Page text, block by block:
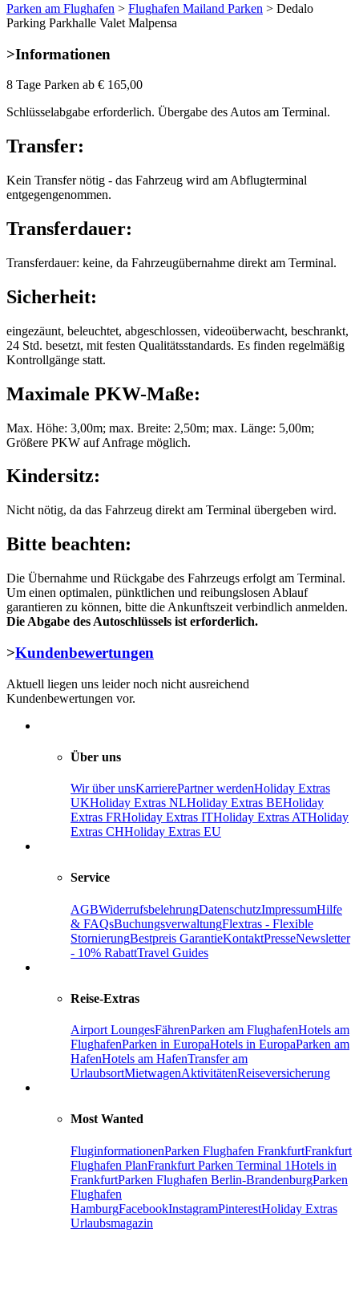
Parken am Flughafen > Flughafen Mailand Parken > Dedalo
Parking Parkhalle Valet Malpensa
>Informationen
8 Tage Parken ab € 165,00
Schlüsselabgabe erforderlich. Übergabe des Autos am Terminal.
Transfer:
Kein Transfer nötig - das Fahrzeug wird am Abflugterminal
entgegengenommen.
Transferdauer:
Transferdauer: keine, da Fahrzeugübernahme direkt am Terminal.
Sicherheit:
eingezäunt, beleuchtet, abgeschlossen, videoüberwacht, beschrankt,
24 Std. besetzt, mit festen Qualitätsstandards. Es finden regelmäßig
Kontrollgänge statt.
Maximale PKW-Maße:
Max. Höhe: 3,00m; max. Breite: 2,50m; max. Länge: 5,00m;
Größere PKW auf Anfrage möglich.
Kindersitz:
Nicht nötig, da das Fahrzeug direkt am Terminal übergeben wird.
Bitte beachten:
Die Übernahme und Rückgabe des Fahrzeugs erfolgt am Terminal.
Um einen optimalen, pünktlichen und reibungslosen Ablauf
garantieren zu können, bitte die Ankunftszeit verbindlich anmelden.
Die Abgabe des Autoschlüssels ist erforderlich.
>Kundenbewertungen
Aktuell liegen uns leider noch nicht ausreichend
Kundenbewertungen vor.
Über uns
Wir über unsKarrierePartner werdenHoliday Extras
UKHoliday Extras NLHoliday Extras BEHoliday
Extras FRHoliday Extras ITHoliday Extras ATHoliday
Extras CHHoliday Extras EU
Service
AGBWiderrufsbelehrungDatenschutzImpressumHilfe
& FAQsBuchungsverwaltungFlextras - Flexible
StornierungBestpreis GarantieKontaktPresseNewsletter
- 10% RabattTravel Guides
Reise-Extras
Airport LoungesFährenParken am FlughafenHotels am
FlughafenParken in EuropaHotels in EuropaParken am
HafenHotels am HafenTransfer am
UrlaubsortMietwagenAktivitätenReiseversicherung
Most Wanted
FluginformationenParken Flughafen FrankfurtFrankfurt
Flughafen PlanFrankfurt Parken Terminal 1Hotels in
FrankfurtParken Flughafen Berlin-BrandenburgParken
Flughafen
HamburgFacebookInstagramPinterestHoliday Extras
Urlaubsmagazin